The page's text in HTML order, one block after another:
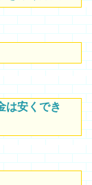
は安くでき